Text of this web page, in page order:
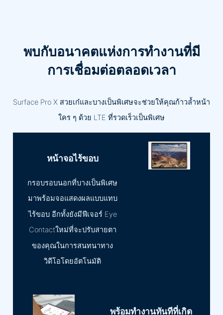
พบกับอนาคตแห่งการทำงานที่มี
การเชื่อมต่อตลอดเวลา
Surface Pro X สวยเก๋และบางเป็นพิเศษจะช่วยให้คุณก้าวล้ำหน้า
ใคร ๆ ด้วย LTE ที่รวดเร็วเป็นพิเศษ
หน้าจอไร้ขอบ
กรอบรอบนอกที่บางเป็นพิเศษ
มาพร้อมจอแสดงผลแบบแทบ
ไร้ขอบ อีกทั้งยังมีฟีเจอร์ Eye
Contactใหม่ที่จะปรับสายตา
ของคุณในการสนทนาทาง
วิดีโอโดยอัตโนมัติ
พร้อมทำงานทันทีที่เกิด